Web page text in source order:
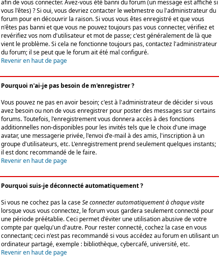
afin de vous connecter. Avez-vous été banni du forum (un message est affiché si
vous l'êtes) ? Si oui, vous devriez contacter le webmestre ou l'administrateur du
forum pour en découvrir la raison. Si vous vous êtes enregistré et que vous
n'êtes pas banni et que vous ne pouvez toujours pas vous connecter, vérifiez et
revérifiez vos nom d'utilisateur et mot de passe; c'est généralement de là que
vient le problème. Si cela ne fonctionne toujours pas, contactez l'administrateur
du forum; il se peut que le forum ait été mal configuré.
Revenir en haut de page
Pourquoi n'ai-je pas besoin de m'enregistrer ?
Vous pouvez ne pas en avoir besoin; c'est à l'administrateur de décider si vous
avez besoin ou non de vous enregistrer pour poster des messages sur certains
forums. Toutefois, l'enregistrement vous donnera accès à des fonctions
additionnelles non-disponibles pour les invités tels que le choix d'une image
avatar, une messagerie privée, l'envoi d'e-mail à des amis, l'inscription à un
groupe d'utilisateurs, etc. L'enregistrement prend seulement quelques instants;
il est donc recommandé de le faire.
Revenir en haut de page
Pourquoi suis-je déconnecté automatiquement ?
Si vous ne cochez pas la caseSe connecter automatiquement à chaque visite
lorsque vous vous connectez, le forum vous gardera seulement connecté pour
une période préétablie. Ceci permet d'éviter une utilisation abusive de votre
compte par quelqu'un d'autre. Pour rester connecté, cochez la case en vous
connectant; ceci n'est pas recommandé si vous accédez au forum en utilisant un
ordinateur partagé, exemple : bibliothèque, cybercafé, université, etc.
Revenir en haut de page